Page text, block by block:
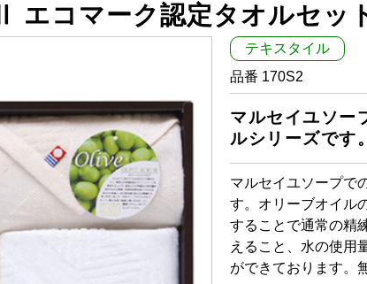
エコマーク認定タオルセッ
テキスタイル
品番 170S2
マルセイユソー
ルシリーズです。
マルセイユソープで
す。オリーブオイル
することで通常の精
えること、水の使用
ができております。